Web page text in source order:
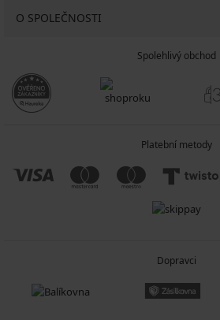
O SPOLEČNOSTI
Spolehlivý obchod
Platební metody
Dopravci